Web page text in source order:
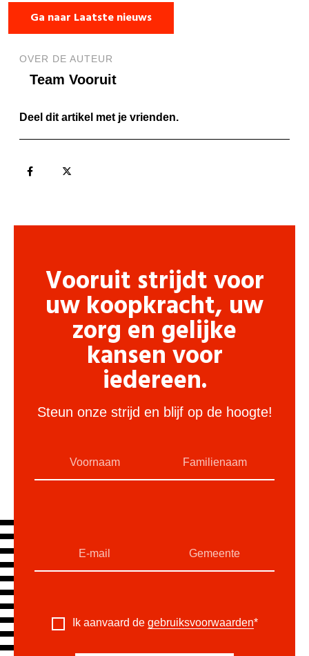
Ga naar Laatste nieuws
OVER DE AUTEUR
Team Vooruit
Deel dit artikel met je vrienden.
Vooruit strijdt voor
uw koopkracht, uw
zorg en gelijke
kansen voor
iedereen.
Steun onze strijd en blijf op de hoogte!
Ik aanvaard de gebruiksvoorwaarden*